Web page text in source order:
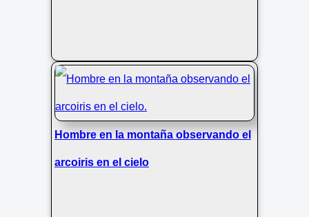
Hombre en la montaña observando el
arcoiris en el cielo